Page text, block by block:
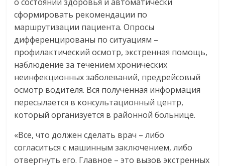
сформировать рекомендации по
маршрутизации пациента. Опросы
дифференцированы по ситуациям –
профилактический осмотр, экстренная помощь,
наблюдение за течением хронических
неинфекционных заболеваний, предрейсовый
осмотр водителя. Вся полученная информация
пересылается в консультационный центр,
который организуется в районной больнице.
«Все, что должен сделать врач – либо
согласиться с машинным заключением, либо
отвергнуть его. Главное – это вызов экстренных